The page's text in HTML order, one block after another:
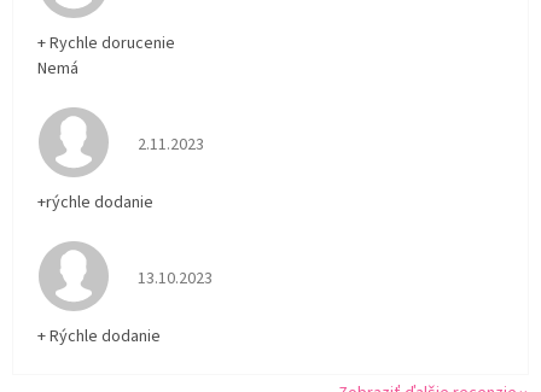
+ Rychle dorucenie
Nemá
Hodnotenie obchodu je 5 z 5 hviezdičiek.
2.11.2023
+rýchle dodanie
Hodnotenie obchodu je 5 z 5 hviezdičiek.
13.10.2023
+ Rýchle dodanie